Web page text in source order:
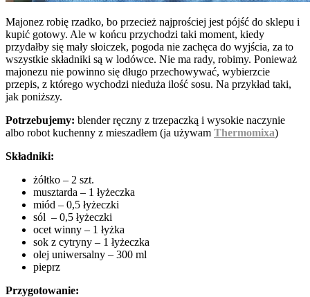
Majonez robię rzadko, bo przecież najprościej jest pójść do sklepu i
kupić gotowy. Ale w końcu przychodzi taki moment, kiedy
przydałby się mały słoiczek, pogoda nie zachęca do wyjścia, za to
wszystkie składniki są w lodówce. Nie ma rady, robimy. Ponieważ
majonezu nie powinno się długo przechowywać, wybierzcie
przepis, z którego wychodzi nieduża ilość sosu. Na przykład taki,
jak poniższy.
Potrzebujemy: blender ręczny z trzepaczką i wysokie naczynie
albo robot kuchenny z mieszadłem (ja używam Thermomixa)
Składniki:
żółtko – 2 szt.
musztarda – 1 łyżeczka
miód – 0,5 łyżeczki
sól – 0,5 łyżeczki
ocet winny – 1 łyżka
sok z cytryny – 1 łyżeczka
olej uniwersalny – 300 ml
pieprz
Przygotowanie: